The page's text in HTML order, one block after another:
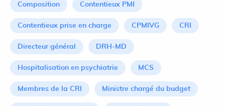
Composition Contentieux PMI
Contentieux prise en charge CPMIVG CRI
Directeur général DRH-MD
Hospitalisation en psychiatrie MCS
Membres de la CRI Ministre chargé du budget